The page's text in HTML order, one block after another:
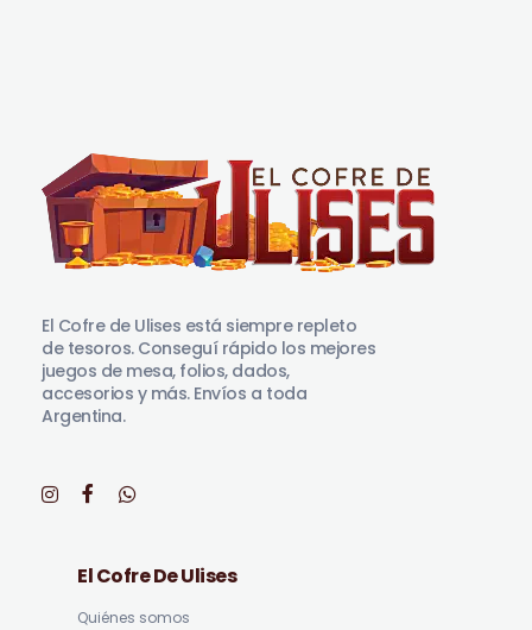
El Cofre de Ulises está siempre repleto
de tesoros. Conseguí rápido los mejores
juegos de mesa, folios, dados,
accesorios y más. Envíos a toda
Argentina.
El Cofre De Ulises
Quiénes somos